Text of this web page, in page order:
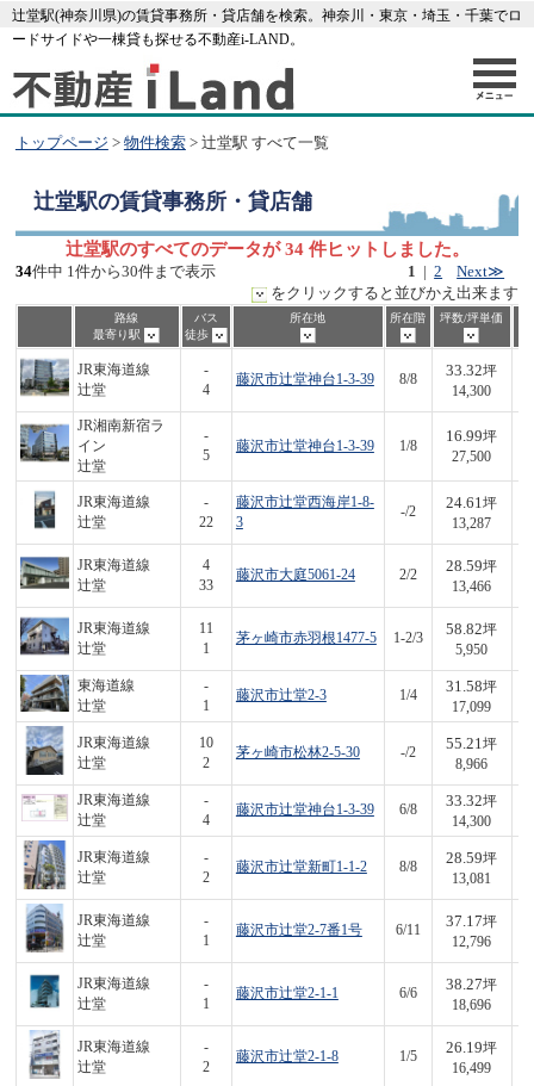
辻堂駅(神奈川県)の賃貸事務所・貸店舗を検索。神奈川・東京・埼玉・千葉でロ
ードサイドや一棟貸も探せる不動産i-LAND。
トップページ > 物件検索> 辻堂駅 すべて一覧
辻堂駅の賃貸事務所・貸店舗
辻堂駅のすべてのデータが 34 件ヒットしました。
1 |2 Next≫
34件中 1件から30件まで表示
をクリックすると並びかえ出来ます
路線
最寄り駅
バス
徒歩
所在地 所在階 坪数/坪単価
JR東海道線
辻堂
-
4
藤沢市辻堂神台1-3-39 8/8
33.32坪
14,300
JR湘南新宿ラ
イン
辻堂
-
5
藤沢市辻堂神台1-3-39 1/8
16.99坪
27,500
JR東海道線
辻堂
-
22
藤沢市辻堂西海岸1-8-
3
-/2
24.61坪
13,287
JR東海道線
辻堂
4
33
藤沢市大庭5061-24 2/2
28.59坪
13,466
JR東海道線
辻堂
11
1
茅ヶ崎市赤羽根1477-5 1-2/3
58.82坪
5,950
東海道線
辻堂
-
1
藤沢市辻堂2-3 1/4
31.58坪
17,099
JR東海道線
辻堂
10
2
茅ヶ崎市松林2-5-30 -/2
55.21坪
8,966
JR東海道線
辻堂
-
4
藤沢市辻堂神台1-3-39 6/8
33.32坪
14,300
JR東海道線
辻堂
-
2
藤沢市辻堂新町1-1-2 8/8
28.59坪
13,081
JR東海道線
辻堂
-
1
藤沢市辻堂2-7番1号 6/11
37.17坪
12,796
JR東海道線
辻堂
-
1
藤沢市辻堂2-1-1 6/6
38.27坪
18,696
JR東海道線
辻堂
-
2
藤沢市辻堂2-1-8 1/5
26.19坪
16,499